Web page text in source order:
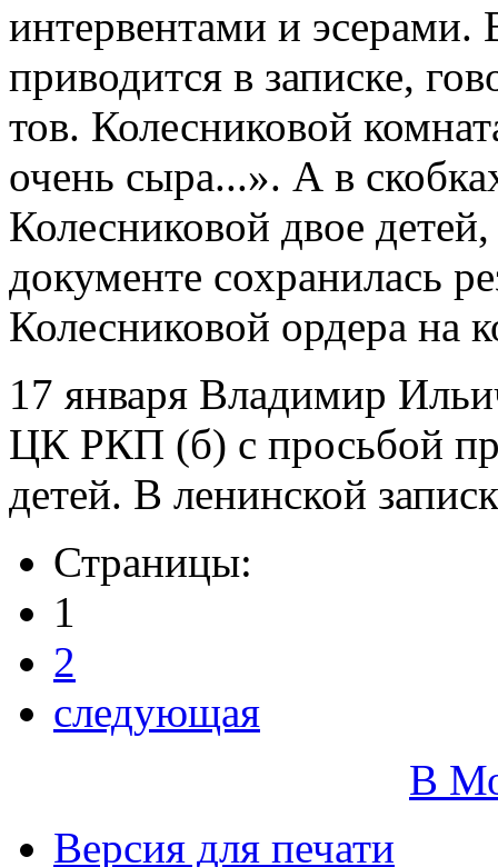
интервентами и эсерами.
приводится в записке,
тов. Колесниковой
очень сыра...». А в
Колесниковой двое
документе сохранилась
Колесниковой ордера на
17 января Владимир
ЦК РКП (б) с просьбой
детей. В ленинской
Страницы:
1
2
следующая
В
Версия для печати